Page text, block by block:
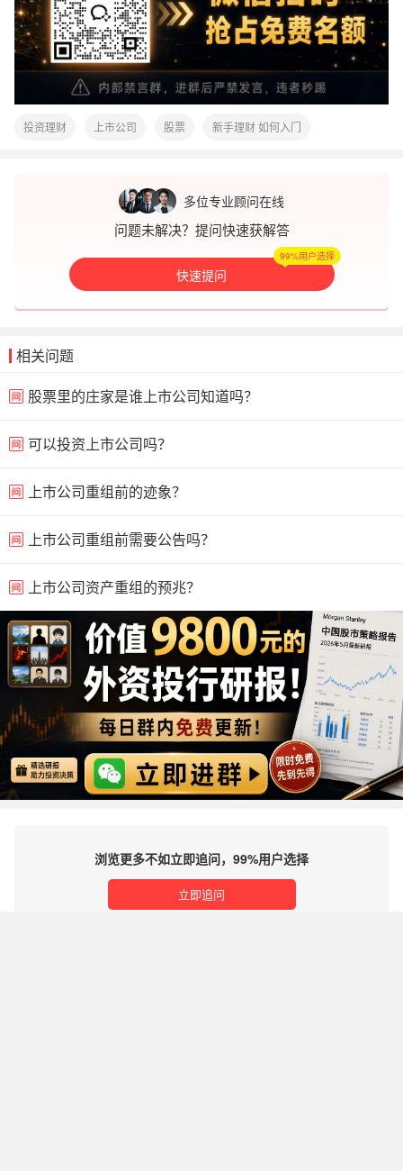
投资理财 上市公司 股票 新手理财 如何入门
多位专业顾问在线
问题未解决？提问快速获解答
快速提问
99%用户选择
相关问题
股票里的庄家是谁上市公司知道吗？
可以投资上市公司吗？
上市公司重组前的迹象？
上市公司重组前需要公告吗？
上市公司资产重组的预兆？
浏览更多不如立即追问，99%用户选择
立即追问